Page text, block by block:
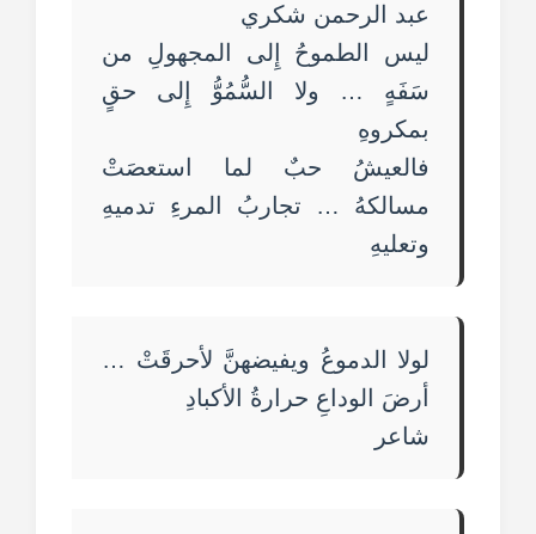
عبد الرحمن شكري
ليس الطموحُ إِلى المجهولِ من
سَفَهٍ … ولا السُّمُوُّ إِلى حقٍ
بمكروهِ
فالعيشُ حبٌ لما استعصَتْ
مسالكهُ … تجاربُ المرءِ تدميهِ
وتعليهِ
لولا الدموعُ ويفيضهنَّ لأحرقَتْ …
أرضَ الوداعِ حرارةُ الأكبادِ
شاعر